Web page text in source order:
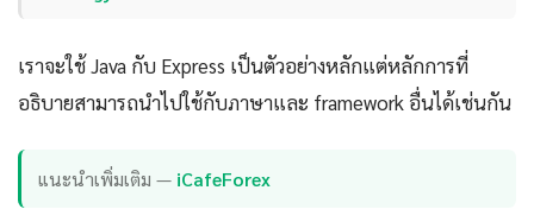
เราจะใช้ Java กับ Express เป็นตัวอย่างหลักแต่หลักการที่
อธิบายสามารถนำไปใช้กับภาษาและ framework อื่นได้เช่นกัน
แนะนำเพิ่มเติม — iCafeForex